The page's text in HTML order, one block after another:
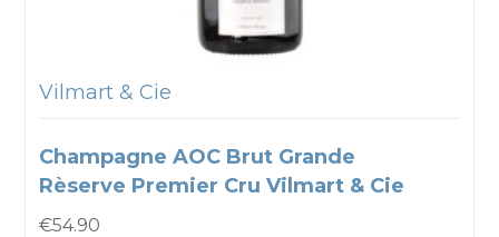
Vilmart & Cie
Champagne AOC Brut Grande
Rèserve Premier Cru Vilmart & Cie
€54.90